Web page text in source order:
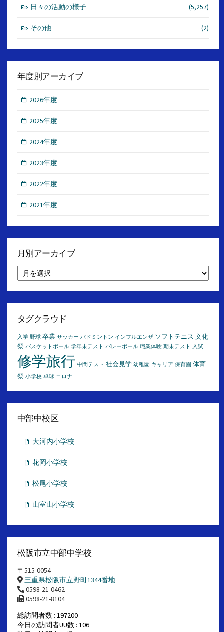
日々の活動の様子 (5,257)
その他 (2)
年度別アーカイブ
2026年度
2025年度
2024年度
2023年度
2022年度
2021年度
月別アーカイブ
別
ア
イ
タグクラウド
入学 野球 卒業 サッカー バドミントン インフルエンザ ソフトテニス 文化
祭 バスケットボール 学年末テスト バレーボール 職業体験 期末テスト 入試
修学旅行 中間テスト 社会見学 幼稚園 キャリア 保育園 体育
祭 小学校 卓球 コロナ
中部中校区
大河内小学校
花岡小学校
松尾小学校
山室山小学校
松阪市立中部中学校
〒515-0054
三重県松阪市立野町1344番地
0598-21-0462
0598-21-8104
総訪問者数 : 197200
今日の訪問者UU数 : 106